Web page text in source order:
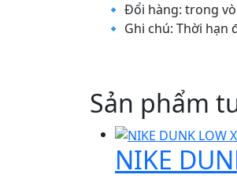
🔹 Đổi hàng: trong
🔹 Ghi chú: Thời
Sản phẩm
NIKE